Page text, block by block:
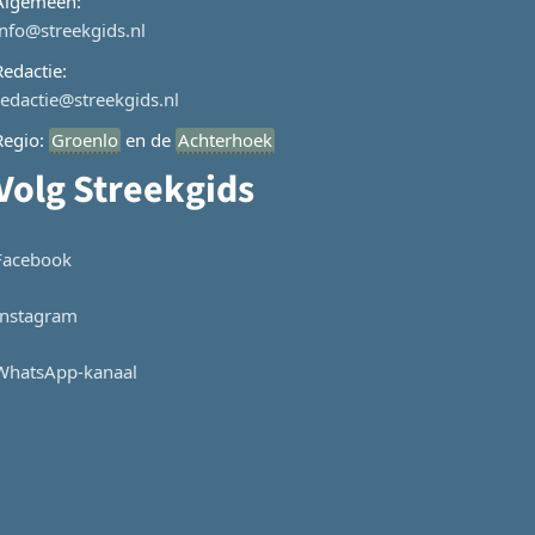
Groenlo en de Achterhoek
Streekgids
kanaal